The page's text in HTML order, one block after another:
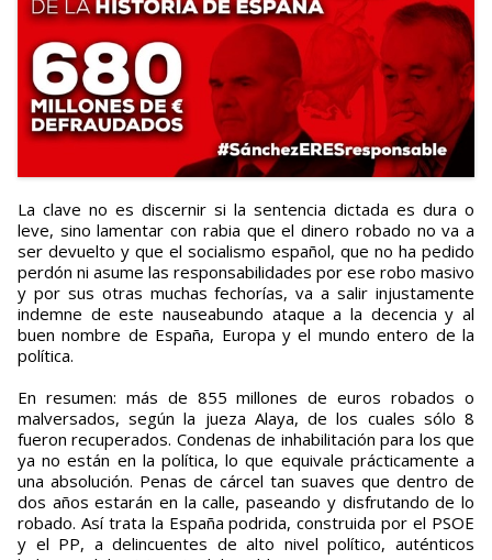
La clave no es discernir si la sentencia dictada es dura o
leve, sino lamentar con rabia que el dinero robado no va a
ser devuelto y que el socialismo español, que no ha pedido
perdón ni asume las responsabilidades por ese robo masivo
y por sus otras muchas fechorías, va a salir injustamente
indemne de este nauseabundo ataque a la decencia y al
buen nombre de España, Europa y el mundo entero de la
política.
En resumen: más de 855 millones de euros robados o
malversados, según la jueza Alaya, de los cuales sólo 8
fueron recuperados. Condenas de inhabilitación para los que
ya no están en la política, lo que equivale prácticamente a
una absolución. Penas de cárcel tan suaves que dentro de
dos años estarán en la calle, paseando y disfrutando de lo
robado. Así trata la España podrida, construida por el PSOE
y el PP, a delincuentes de alto nivel político, auténticos